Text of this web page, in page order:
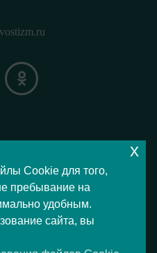
73364 от 24.07.2018 г.
Восточное Измайлово.
Cookie для того,
пребывание на
удобным.
сайта, вы
x